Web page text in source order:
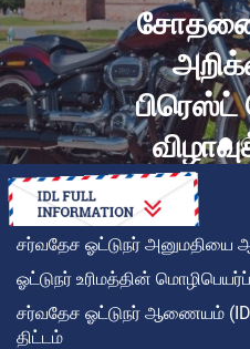
சர்வதேச ஓட்டுநர் அனுமதியை
ஓட்டுநர் உரிமத்தின்
சர்வதேச ஓட்டுநர் ஆணையம்
திட்டம்